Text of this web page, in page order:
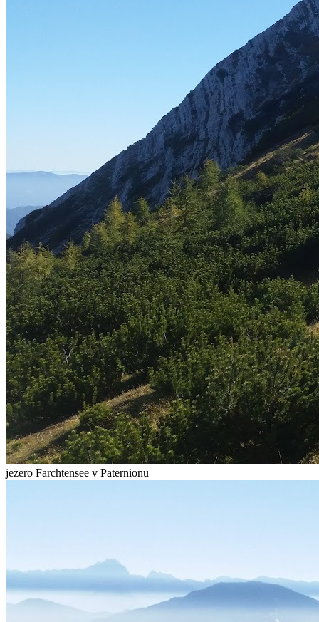
jezero Farchtensee v Paternionu